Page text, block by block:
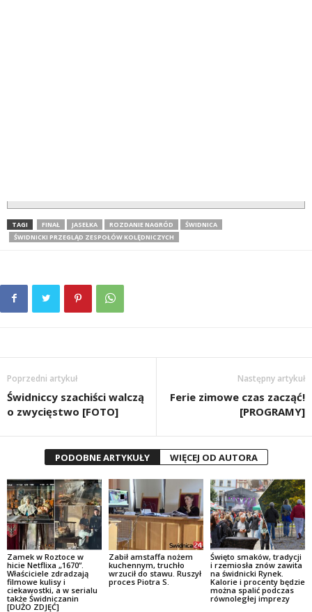
TAGI FINAŁ JASEŁKA ROZDANIE NAGRÓD
ŚWIDNICA
ŚWIDNICKI PRZEGLĄD ZESPOŁÓW KOLĘDNICZYCH
Poprzedni artykuł
Świdniccy szachiści walczą
o zwycięstwo [FOTO]
Następny artykuł
Ferie zimowe czas zacząć!
[PROGRAMY]
PODOBNE ARTYKUŁY WIĘCEJ OD AUTORA
Zamek w Roztoce w
hicie Netflixa „1670”.
Właściciele zdradzają
filmowe kulisy i
ciekawostki, a w serialu
także Świdniczanin
[DUŻO ZDJĘĆ]
Zabił amstaffa nożem
kuchennym, truchło
wrzucił do stawu. Ruszył
proces Piotra S.
Święto smaków, tradycji
i rzemiosła znów zawita
na świdnicki Rynek.
Kalorie i procenty będzie
można spalić podczas
równoległej imprezy